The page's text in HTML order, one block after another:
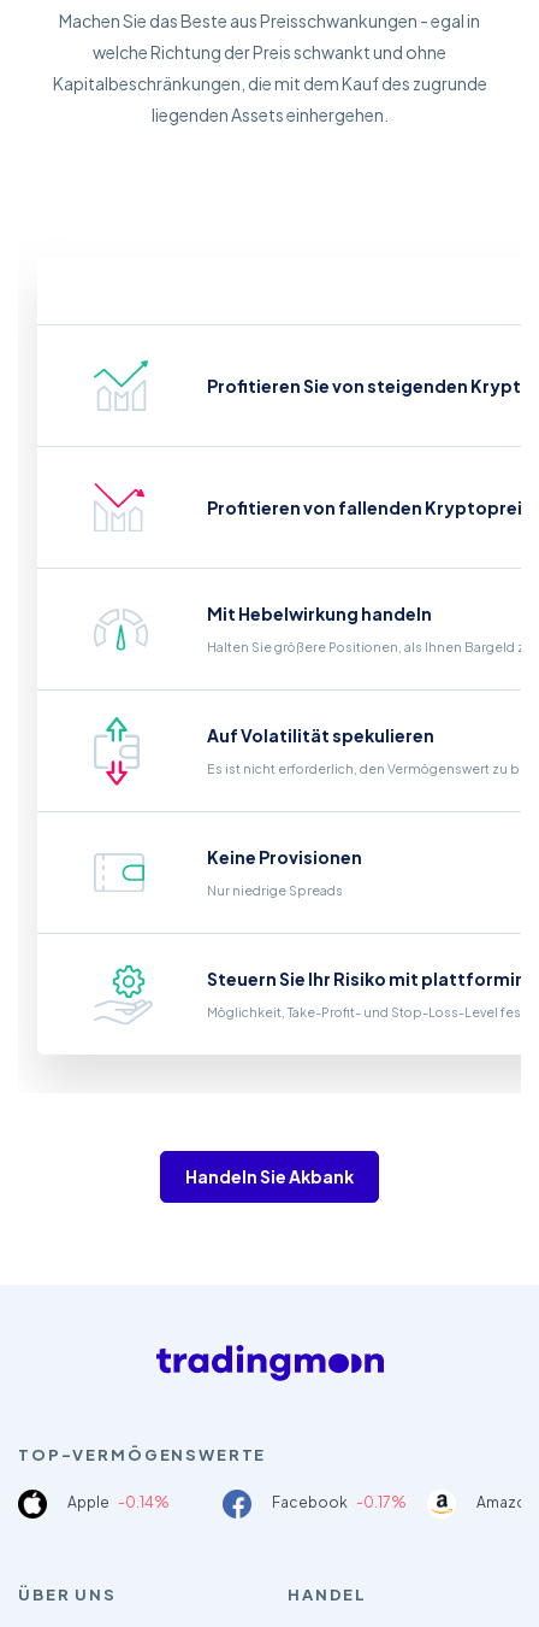
Machen Sie das Beste aus Preisschwankungen - egal in
welche Richtung der Preis schwankt und ohne
Kapitalbeschränkungen, die mit dem Kauf des zugrunde
liegenden Assets einhergehen.
Profitieren Sie von steigenden
Profitieren von fallenden
Mit Hebelwirkung handeln
Halten Sie größere Positionen, als Ihnen Bargeld
Auf Volatilität spekulieren
Es ist nicht erforderlich, den Vermögenswert zu
Keine Provisionen
Nur niedrige Spreads
Steuern Sie Ihr Risiko mit
Möglichkeit, Take-Profit- und Stop-Loss-Level
Handeln Sie Akbank
TOP-VERMÖGENSWERTE
Apple -0.14% Facebook -0.17%
ÜBER UNS HANDEL